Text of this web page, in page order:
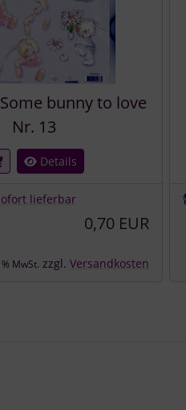
Some bunny to love
Nr. 13
Details
lieferbar
0,70 EUR
MwSt. zzgl. Versandkosten